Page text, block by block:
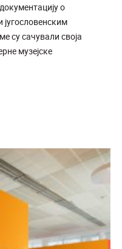
о
југословенским
су сачували своја
музејске